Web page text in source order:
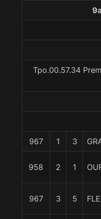
Tpo.00.57.34
967 1 3
958 2 1
967 3 5